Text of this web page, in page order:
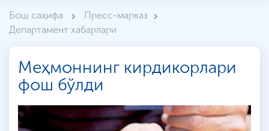
Бош саҳифа
Пресс-марказ
Департамент хабарлари
Меҳмоннинг кирдикорлари
фош бўлди